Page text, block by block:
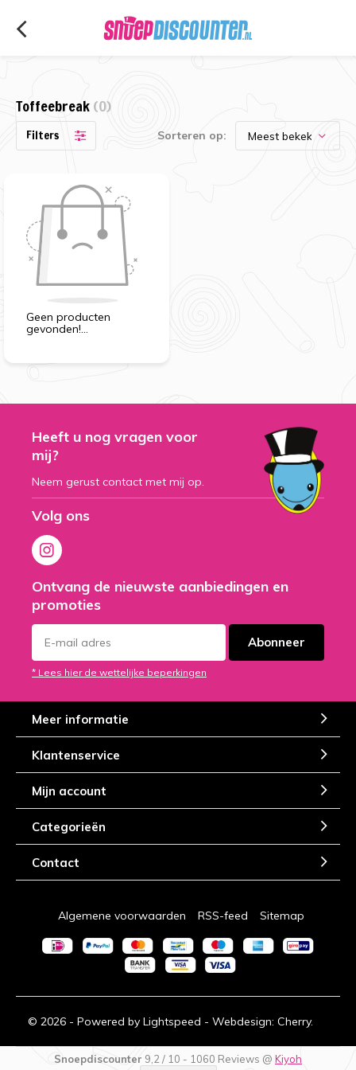
Toffeebreak(0)
Filters Sorteren op:
Geen producten
gevonden!...
Heeft u nog vragen voor
mij?
Neem gerust contact met mij op.
Volg ons
Ontvang de nieuwste aanbiedingen en
promoties
Abonneer
* Lees hier de wettelijke beperkingen
Meer informatie
Klantenservice
Mijn account
Categorieën
Contact
© 2026 - Powered by Lightspeed - Webdesign: Cherry.
Algemene voorwaarden RSS-feed Sitemap
Snoepdiscounter 9,2 / 10 - 1060 Reviews @ Kiyoh